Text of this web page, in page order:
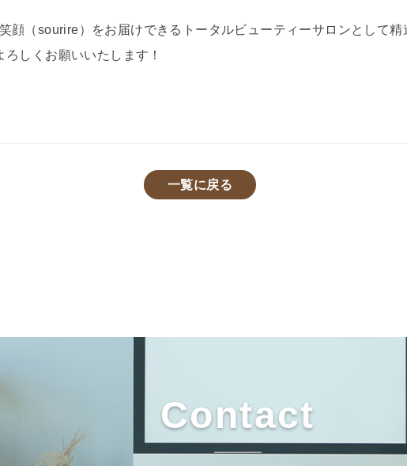
顔（sourire）をお届けできるトータルビューティーサロンとして
しくお願いいたします！
一覧に戻る
Contact